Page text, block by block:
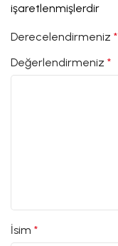
işaretlenmişlerdir
Derecelendirmeniz*
Değerlendirmeniz*
İsim*